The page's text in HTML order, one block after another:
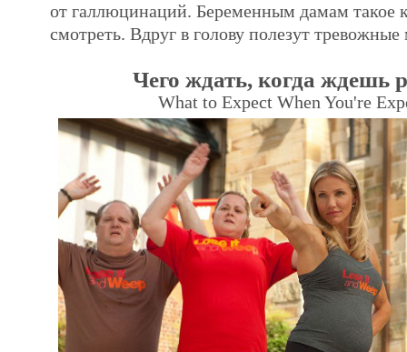
от галлюцинаций. Беременным дамам такое
смотреть. Вдруг в голову полезут
Чего ждать, когда ждешь
What to Expect When You're